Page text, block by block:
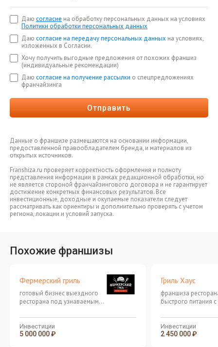
Даю согласие на обработку персональных данных на условиях
Политики обработки персональных данных
Даю согласие на передачу персональных данных на условиях,
изложенных в Согласии.
Хочу получить выгодные предложения от похожих франшиз
(индивидуальные рекомендации)
Даю согласие на получение рассылки о спецпредложениях
франчайзинга
Отправить
Данные о франшизе размещаются на основании информации,
предоставленной правообладателем бренда, и материалов из
открытых источников.
Franshiza.ru проверяет корректность оформления и полноту
представления информации в рамках редакционной обработки, но
не является стороной франчайзингового договора и не гарантирует
достижение конкретных финансовых результатов. Все
инвестиционные, доходные и окупаемые показатели следует
рассматривать как ориентиры и дополнительно проверять с учетом
региона, локации и условий запуска.
Похожие франшизы
Фермерский гриль
готовый бизнес выездного
ресторана под узнаваемым
Инвестиции
5 000 000 ₽
Гриль Хаус
франшиза
быстрого питания с
Инвестиции
2 450 000 ₽